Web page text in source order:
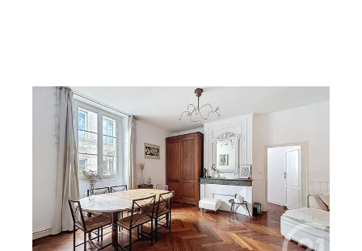
BORDEAUX 33
78,05 m
, 4 pièces
Ref : 26466
Appartement T4 à vendre
490 000 €
Bordeaux - Fondaudège, Century 21 Cabinet